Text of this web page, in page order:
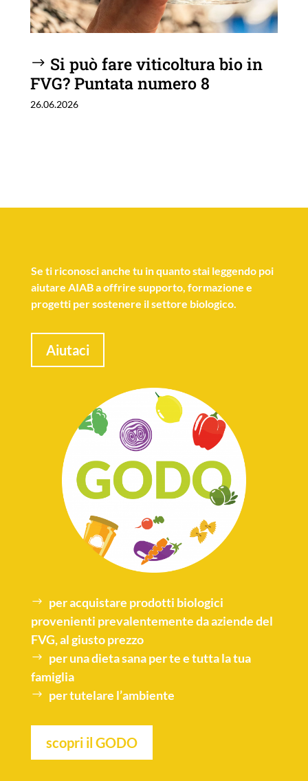
Si può fare viticoltura bio in
FVG? Puntata numero 8
26.06.2026
Se ti riconosci anche tu in quanto stai leggendo poi
aiutare AIAB a offrire supporto, formazione e
progetti per sostenere il settore biologico.
Aiutaci
per acquistare prodotti biologici
provenienti prevalentemente da aziende del
FVG, al giusto prezzo
per unadieta sanaper te e tutta la tua
famiglia
per tutelare l’ambiente
scopri il GODO